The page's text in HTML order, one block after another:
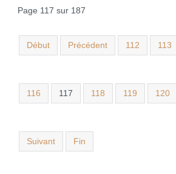
Page 117 sur 187
Début Précédent 112 113
116 117 118 119 120
Suivant Fin